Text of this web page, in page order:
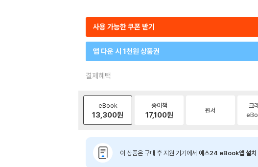
사용 가능한 쿠폰 받기
앱 다운 시 1천원 상품권
결제혜택
eBook
13,300원
종이책
17,100원 원서
크
이 상품은 구매 후 지원 기기에서 예스24 eBook앱 설치